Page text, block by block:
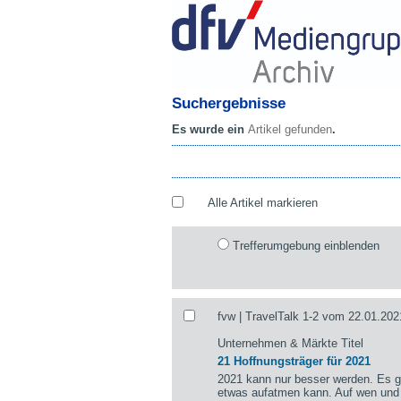
Suchergebnisse
Es wurde ein Artikel gefunden.
Alle Artikel markieren
Trefferumgebung einblenden
fvw | TravelTalk 1-2 vom
Unternehmen & Märkte Titel
21 Hoffnungsträger für 2021
2021 kann nur besser werden. Es
etwas aufatmen kann. Auf wen